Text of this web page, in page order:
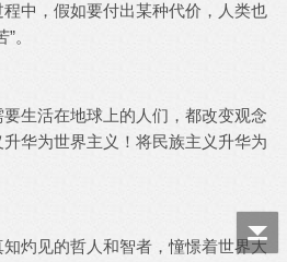
中，假如要付出某种代价，人类也
。
生活在地球上的人们，都改变观念
华为世界主义！将民族主义升华为
灼见的哲人和智者，憧憬着世界大